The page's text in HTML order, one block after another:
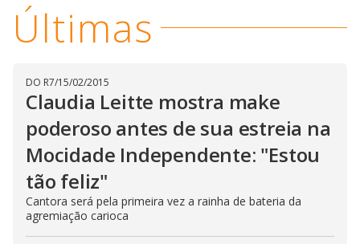
Últimas
DO R7/15/02/2015
Claudia Leitte mostra make
poderoso antes de sua estreia na
Mocidade Independente: "Estou
tão feliz"
Cantora será pela primeira vez a rainha de bateria da
agremiação carioca